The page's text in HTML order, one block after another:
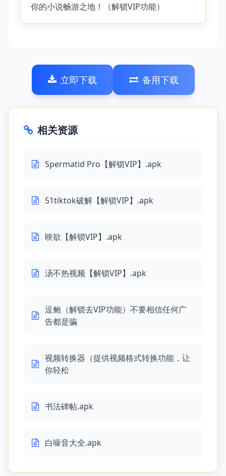
你的小说畅游之地！（解锁VIP功能）
立即下载 备用下载
相关资源
Spermatid Pro【解锁VIP】.apk
51tiktok破解【解锁VIP】.apk
映欲【解锁VIP】.apk
汤不热视频【解锁VIP】.apk
逗鲍（解锁去VIP功能）不要相信任何广
告都是骗
视频转换器（提供视频格式转换功能，让
你轻松
书法碑帖.apk
白噪音大全.apk